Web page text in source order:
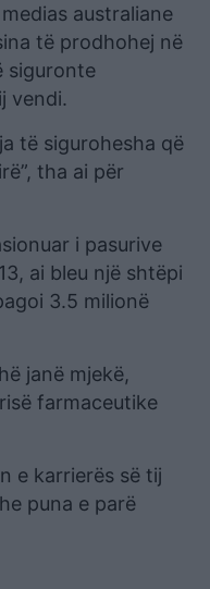
australiane
të prodhohej në
siguronte
vendi.
të sigurohesha që
tha ai për
i pasurive
ai bleu një shtëpi
3.5 milionë
janë mjekë,
farmaceutike
e karrierës së tij
puna e parë